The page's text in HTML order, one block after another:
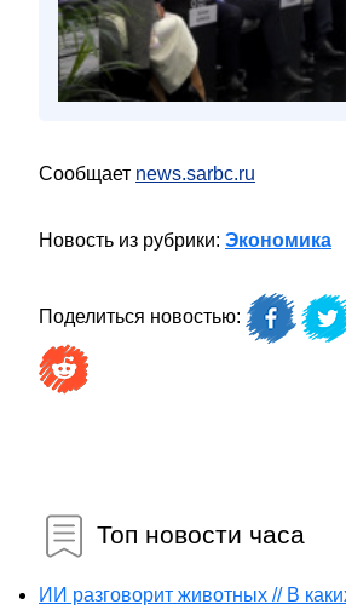
Сообщает news.sarbc.ru
Новость из рубрики: Экономика
Поделиться новостью:
Топ новости часа
ИИ разговорит животных // В